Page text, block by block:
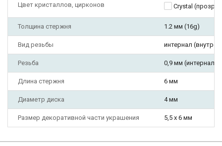
Цвет кристаллов, цирконов Crystal
Толщина стержня 1.2 мм (16g)
Вид резьбы интернал
Резьба 0,9 мм (интернал,
Длина стержня 6 мм
Диаметр диска 4 мм
Размер декоративной части украшения 5,5 х 6 мм